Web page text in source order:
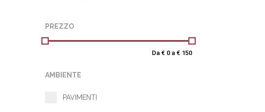
PREZZO
Da € 0 a € 150
AMBIENTE
PAVIMENTI